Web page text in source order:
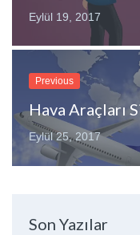
Eylül 19, 2017
Previous
Hava Araçları
Eylül 25, 2017
Son Yazılar